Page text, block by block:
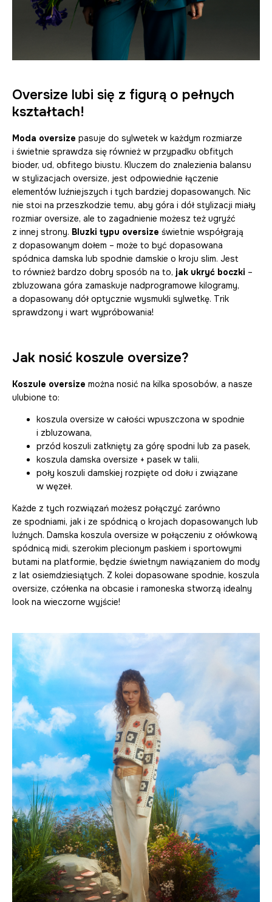
Oversize lubi się z figurą o pełnych
kształtach!
Moda oversize pasuje do sylwetek w każdym rozmiarze
i świetnie sprawdza się również w przypadku obfitych
bioder, ud, obfitego biustu. Kluczem do znalezienia balansu
w stylizacjach oversize, jest odpowiednie łączenie
elementów luźniejszych i tych bardziej dopasowanych. Nic
nie stoi na przeszkodzie temu, aby góra i dół stylizacji miały
rozmiar oversize, ale to zagadnienie możesz też ugryźć
z innej strony. Bluzki typu oversize świetnie współgrają
z dopasowanym dołem – może to być dopasowana
spódnica damska lub spodnie damskie o kroju slim. Jest
to również bardzo dobry sposób na to, jak ukryć boczki –
zbluzowana góra zamaskuje nadprogramowe kilogramy,
a dopasowany dół optycznie wysmukli sylwetkę. Trik
sprawdzony i wart wypróbowania!
Jak nosić koszule oversize?
Koszule oversize można nosić na kilka sposobów, a nasze
ulubione to:
koszula oversize w całości wpuszczona w spodnie
i zbluzowana,
przód koszuli zatknięty za górę spodni lub za pasek,
koszula damska oversize + pasek w talii,
poły koszuli damskiej rozpięte od dołu i związane
w węzeł.
Każde z tych rozwiązań możesz połączyć zarówno
ze spodniami, jak i ze spódnicą o krojach dopasowanych lub
luźnych. Damska koszula oversize w połączeniu z ołówkową
spódnicą midi, szerokim plecionym paskiem i sportowymi
butami na platformie, będzie świetnym nawiązaniem do mody
z lat osiemdziesiątych. Z kolei dopasowane spodnie, koszula
oversize, czółenka na obcasie i ramoneska stworzą idealny
look na wieczorne wyjście!